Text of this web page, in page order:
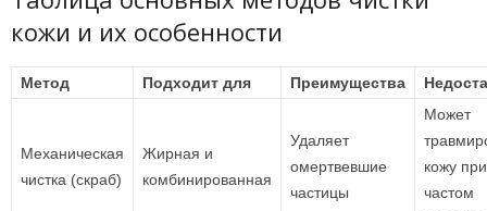
кожи и их особенности
Метод Подходит для Преимущества
Механическая
чистка (скраб)
Жирная и
комбинированная
Удаляет
омертвевшие
частицы
Может
кожу при
частом